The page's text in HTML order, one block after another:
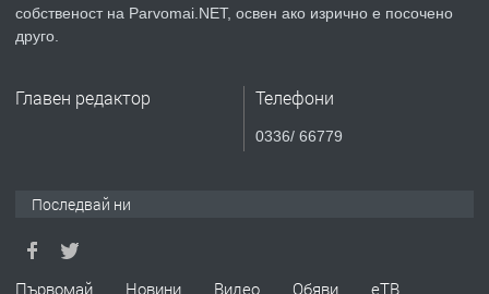
ПРЕДЛАГА Уроци по Математика
собственост на Parvomai.NET, освен ако изрично е посочено
друго.
Главен редактор Телефони
0336/ 66779
Последвай ни
Първомай Новини Видео Обяви еТВ